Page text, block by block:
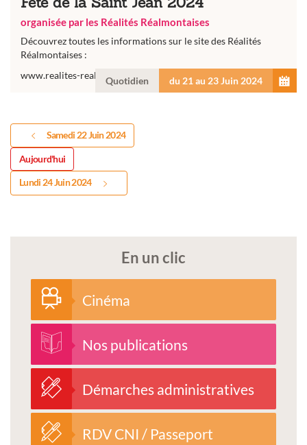
organisée par les Réalités Réalmontaises
Découvrez toutes les informations sur le site des Réalités
Réalmontaises :
www.realites-realmontaises.fr
Quotidien du 21 au 23 Juin 2024
Samedi 22 Juin 2024
Aujourd'hui
Lundi 24 Juin 2024
En un clic
Cinéma
Nos publications
Démarches administratives
RDV CNI / Passeport